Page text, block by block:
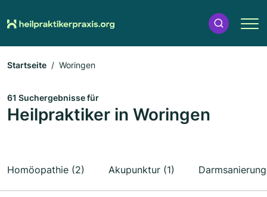
Startseite Woringen
61 Suchergebnisse für
Heilpraktiker in Woringen
Homöopathie (2) Akupunktur (1)